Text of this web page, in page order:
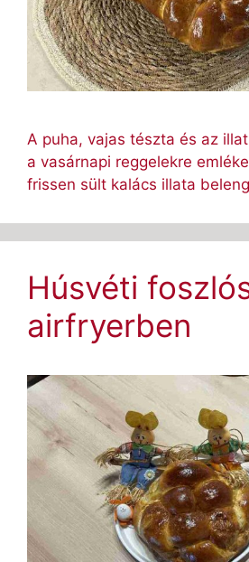
A puha, vajas tészta és az
a vasárnapi reggelekre
frissen sült kalács illata
Húsvéti
airfryerben